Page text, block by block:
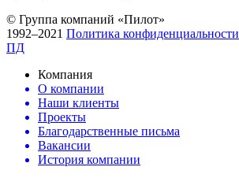
© Группа компаний «Пилот»
1992–2021 Политика конфиденциальности
ПД
Компания
О компании
Наши клиенты
Проекты
Благодарственные письма
Вакансии
История компании